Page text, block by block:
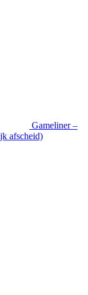
Gameliner –
afscheid)